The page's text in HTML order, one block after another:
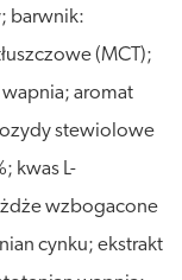
barwnik:
(MCT);
aromat
stewiolowe
kwas L-
wzbogacone
cynku; ekstrakt